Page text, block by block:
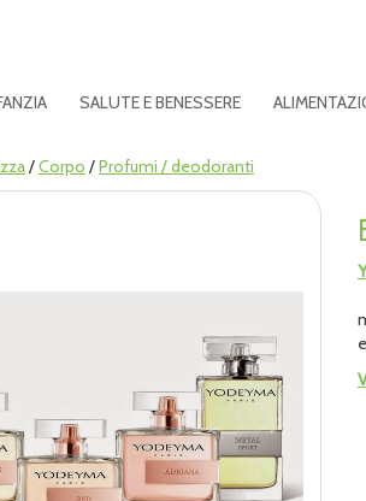
SALUTE E BENESSERE
/Corpo /Profumi / deodoranti